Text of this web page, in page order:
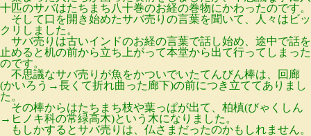
十匹のサバはたちまち八十巻のお経の巻物にかわったのです。
そして口を開き始めたサバ売りの言葉を聞いて、人々はビッ
クリしました。
サバ売りは古いインドのお経の言葉で話し始め、途中で話を
止めると机の前から立ち上がって本堂から出て行ってしまった
のです。
不思議なサバ売りが魚をかついでいたてんびん棒は、回廊
(かいろう→長くて折れ曲った廊下)の前につき立ててありまし
た。
その棒からはたちまち枝や葉っぱが出て、柏槙(びゃくしん
→ヒノキ科の常緑高木)という木になりました。
もしかするとサバ売りは、仏さまだったのかもしれません。